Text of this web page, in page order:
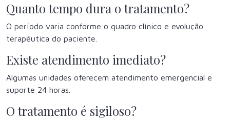
Quanto tempo dura o tratamento?
O período varia conforme o quadro clínico e evolução
terapêutica do paciente.
Existe atendimento imediato?
Algumas unidades oferecem atendimento emergencial e
suporte 24 horas.
O tratamento é sigiloso?